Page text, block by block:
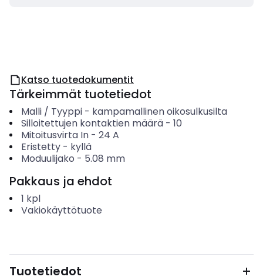
Katso tuotedokumentit
Tärkeimmät tuotetiedot
Malli / Tyyppi- kampamallinen oikosulkusilta
Silloitettujen kontaktien määrä- 10
Mitoitusvirta In- 24 A
Eristetty- kyllä
Moduulijako - 5.08 mm
Pakkaus ja ehdot
1 kpl
Vakiokäyttötuote
Tuotetiedot